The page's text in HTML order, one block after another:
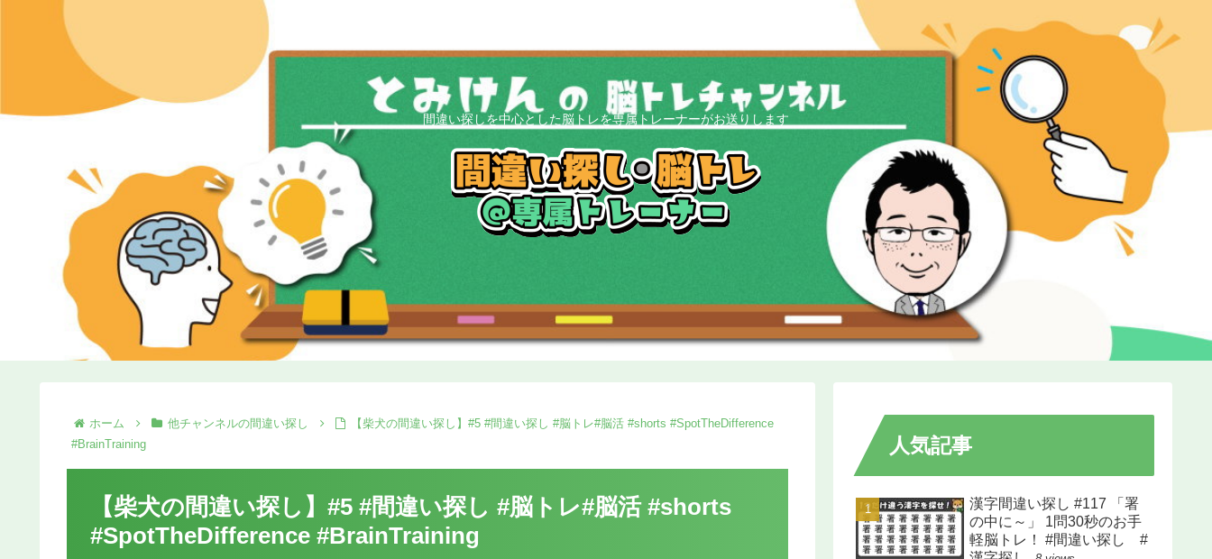
間違い探しを中心とした脳トレを専属トレーナーがお送りします
ホーム 他チャンネルの間違い探し
【柴犬の間違い探し】#5 #間違い探し #脳トレ#脳活 #shorts #SpotTheDifference
#BrainTraining
【柴犬の間違い探し】#5 #間違い探し #脳トレ#脳活 #shorts
#SpotTheDifference #BrainTraining
人気記事
漢字間違い探し #117 「署
の中に～」 1問30秒のお手
軽脳トレ！ #間違い探し #